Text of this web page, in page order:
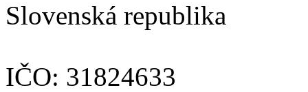
Slovenská republika
IČO: 31824633